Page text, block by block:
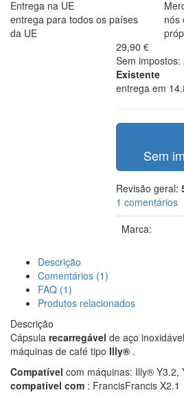
Entrega na UE
entrega para todos os países
da UE
nós
29,90 €
Sem impostos:
Existente
entrega em
Sem
Revisão geral:
1 comentários
Marca:
Descrição
Comentários (1)
FAQ (1)
Produtos relacionados
Descrição
Cápsula recarregável de aço
máquinas de café tipo Illy® .
Compatível com máquinas: Illy® Y3.2,
compatível com : FrancisFrancis X2.1